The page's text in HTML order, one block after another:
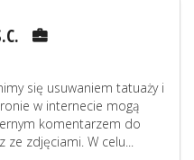
się usuwaniem tatuaży i
w internecie mogą
komentarzem do
ze zdjęciami. W celu...